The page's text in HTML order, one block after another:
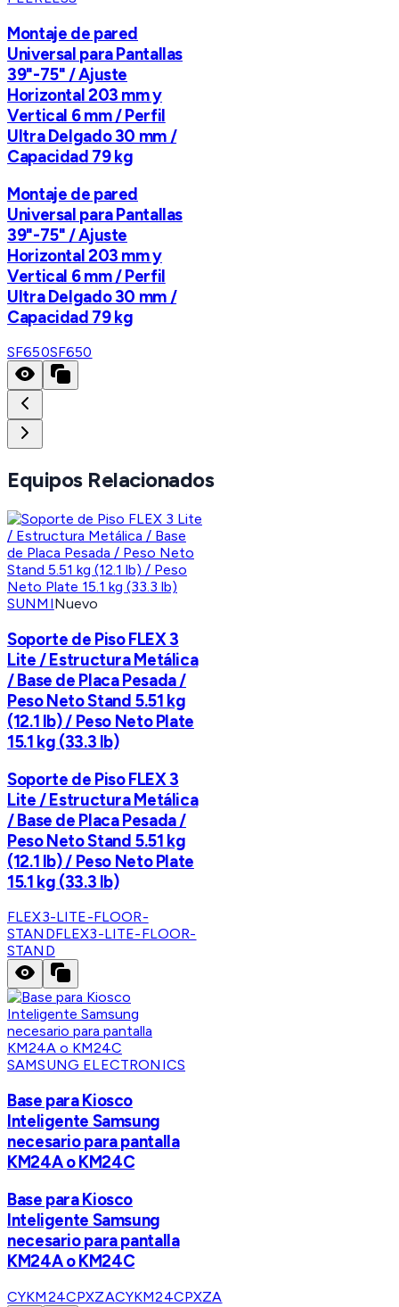
Montaje de pared
Universal para Pantallas
39"-75" / Ajuste
Horizontal 203 mm y
Vertical 6 mm / Perfil
Ultra Delgado 30 mm /
Capacidad 79 kg
Montaje de pared
Universal para Pantallas
39"-75" / Ajuste
Horizontal 203 mm y
Vertical 6 mm / Perfil
Ultra Delgado 30 mm /
Capacidad 79 kg
SF650SF650
Equipos Relacionados
SUNMINuevo
Soporte de Piso FLEX 3
Lite / Estructura Metálica
/ Base de Placa Pesada /
Peso Neto Stand 5.51 kg
(12.1 lb) / Peso Neto Plate
15.1 kg (33.3 lb)
Soporte de Piso FLEX 3
Lite / Estructura Metálica
/ Base de Placa Pesada /
Peso Neto Stand 5.51 kg
(12.1 lb) / Peso Neto Plate
15.1 kg (33.3 lb)
FLEX3-LITE-FLOOR-
STANDFLEX3-LITE-FLOOR-
STAND
SAMSUNG ELECTRONICS
Base para Kiosco
Inteligente Samsung
necesario para pantalla
KM24A o KM24C
Base para Kiosco
Inteligente Samsung
necesario para pantalla
KM24A o KM24C
CYKM24CPXZACYKM24CPXZA